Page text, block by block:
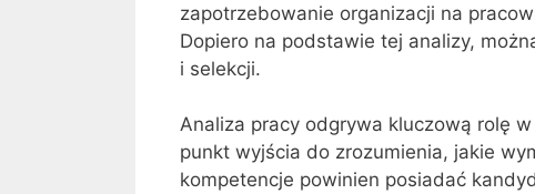
zapotrzebowanie organizacji na
Dopiero na podstawie tej analizy,
i selekcji.
Analiza pracy odgrywa kluczową rolę
punkt wyjścia do zrozumienia, jakie
kompetencje powinien posiadać